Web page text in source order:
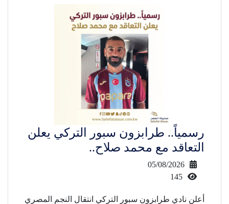
رسمياً.. طرابزون سبور التركي يعلن
التعاقد مع محمد صلاح..
05/08/2026
145
أعلن نادي طرابزون سبور التركي انتقال النجم المصري